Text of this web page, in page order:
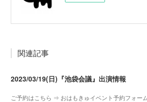
関連記事
2023/03/19(日)『池袋会議』出演情報
ご予約はこちら ⇒ おはもきゅイベント予約フォー